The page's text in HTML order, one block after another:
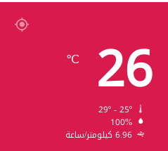
26
℃
100%
6.96 كيلومتر/ساعة